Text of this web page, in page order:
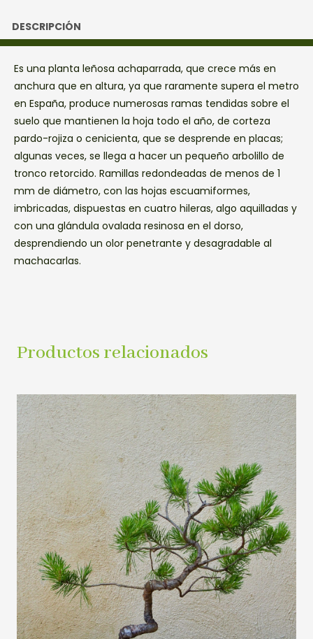
DESCRIPCIÓN
Es una planta leñosa achaparrada, que crece más en
anchura que en altura, ya que raramente supera el metro
en España, produce numerosas ramas tendidas sobre el
suelo que mantienen la hoja todo el año, de corteza
pardo-rojiza o cenicienta, que se desprende en placas;
algunas veces, se llega a hacer un pequeño arbolillo de
tronco retorcido. Ramillas redondeadas de menos de 1
mm de diámetro, con las hojas escuamiformes,
imbricadas, dispuestas en cuatro hileras, algo aquilladas y
con una glándula ovalada resinosa en el dorso,
desprendiendo un olor penetrante y desagradable al
machacarlas.
Productos relacionados